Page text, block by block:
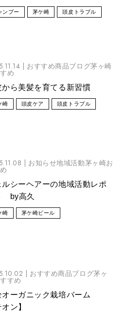
ンプー 茅ケ崎 頭皮トラブル
| おすすめ商品ブログ茅ヶ崎
め
から美髪を育てる新習慣
崎 頭皮ケア 頭皮トラブル
| お知らせ地域活動茅ヶ崎お
ルシーヘアーの地域活動レポ
by高久
崎 茅ケ崎ビール
| おすすめ商品ブログ茅ヶ
すめ
オーガニック栽培バーム
オン】